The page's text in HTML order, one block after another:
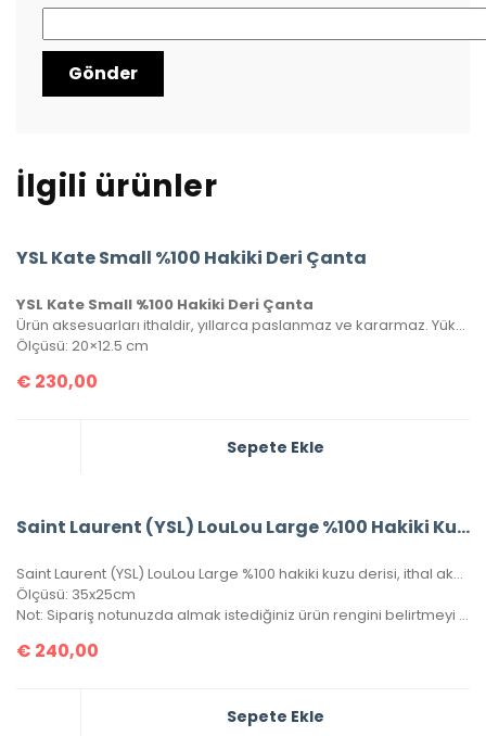
İlgili ürünler
YSL Kate Small %100 Hakiki Deri Çanta
YSL Kate Small %100 Hakiki Deri Çanta
Ürün aksesuarları ithaldir, yıllarca paslanmaz ve kararmaz. Yüksek kalite roys deriden üretilmiştir, tüm metal aksamlarında Saint Laurent yazısı mevcuttur. Kutulu, toz torbalı ve sertifikalı olarak gönderilecektir.
Ölçüsü: 20×12.5 cm
€ 230,00
Sepete Ekle
Saint Laurent (YSL) LouLou Large %100 Hakiki Kuzu Derisi
Saint Laurent (YSL) LouLou Large %100 hakiki kuzu derisi, ithal aksesuar. Seri numaralı, kutulu, toz torbalı ve sertifikalıdır.
Ölçüsü: 35x25cm
Not: Sipariş notunuzda almak istediğiniz ürün rengini belirtmeyi unutmayınız!
€ 240,00
Sepete Ekle